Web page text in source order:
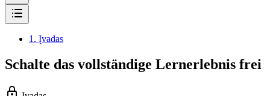
1. Įvadas
Schalte das vollständige Lernerlebnis frei